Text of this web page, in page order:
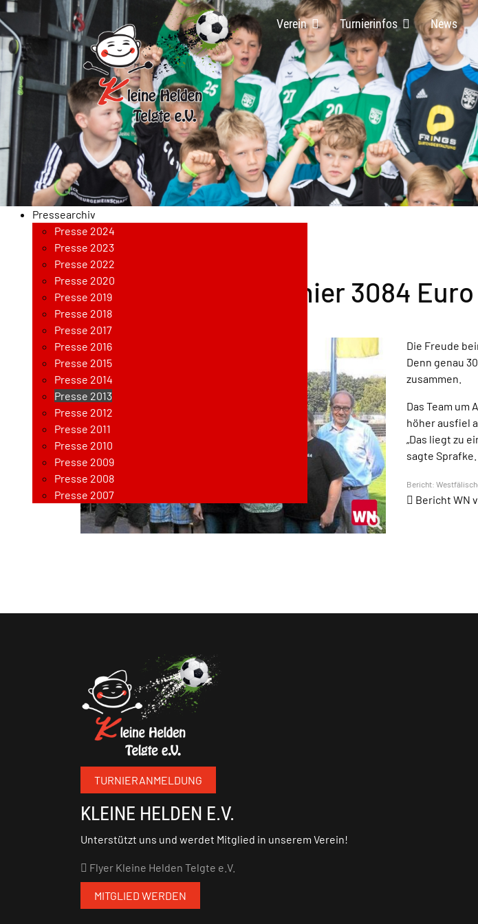
Verein Turnierinfos News
Pressearchiv
Presse 2024
Presse 2023
Presse 2022
Presse 2020
Presse 2019
Presse 2018
Presse 2017
Presse 2016
Presse 2015
Presse 2014
Presse 2013
Presse 2012
Presse 2011
Presse 2010
Presse 2009
Presse 2008
Presse 2007
Kleine-Helden-Turnier 3084
10. JULI 2013
Die Freude
Denn genau
zusammen.
Das Team um
höher ausfiel
„Das liegt zu
sagte Sprafke.
Bericht:
Bericht WN
TURNIERANMELDUNG
KLEINE HELDEN E.V.
Unterstützt uns und werdet Mitglied in unserem Verein!
Flyer Kleine Helden Telgte e.V.
MITGLIED WERDEN